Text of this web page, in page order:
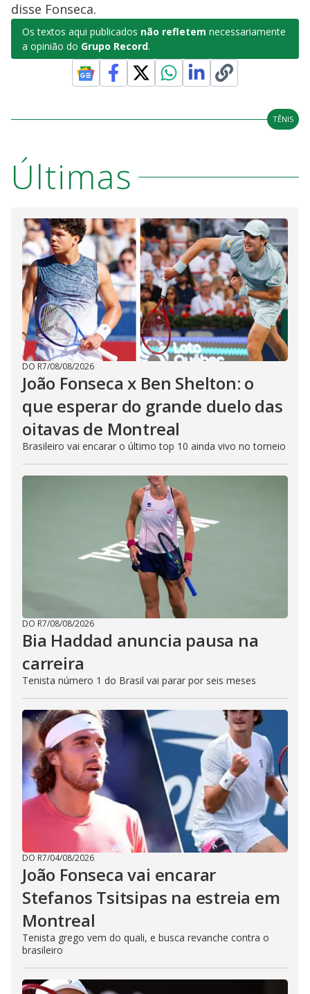
disse Fonseca.
Os textos aqui publicados não refletem necessariamente
a opinião do Grupo Record.
TÊNIS
Últimas
DO R7/08/08/2026
João Fonseca x Ben Shelton: o
que esperar do grande duelo das
oitavas de Montreal
Brasileiro vai encarar o último top 10 ainda vivo no torneio
DO R7/08/08/2026
Bia Haddad anuncia pausa na
carreira
Tenista número 1 do Brasil vai parar por seis meses
DO R7/04/08/2026
João Fonseca vai encarar
Stefanos Tsitsipas na estreia em
Montreal
Tenista grego vem do quali, e busca revanche contra o
brasileiro